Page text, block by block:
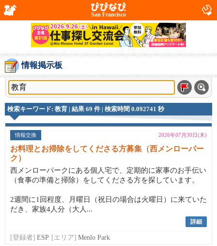
San Francisco
情報掲示板
検索キーワード: 教育 | 結果 69 件 | 検索時間 0.092741 秒
情報交換 2026年07月30日(木)
お料理とお掃除をしてくださる方募集（西メンローパー
ク）
西メンローパークにある個人宅で、定期的に家事のお手伝い
（食事の準備と掃除）をしてくださる方を探しています。
2週間に1回程度、月曜日（祝日の場合は火曜日）に来ていた
だき、家族4人分（大人...
詳細
[登録者] ESP [エリア] Menlo Park